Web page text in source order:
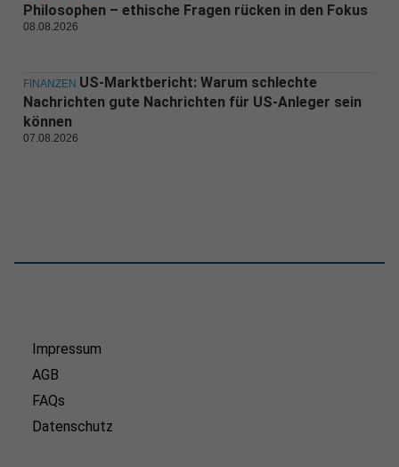
Philosophen – ethische Fragen rücken in den Fokus
08.08.2026
FINANZEN US-Marktbericht: Warum schlechte
Nachrichten gute Nachrichten für US-Anleger sein
können
07.08.2026
Impressum
AGB
FAQs
Datenschutz